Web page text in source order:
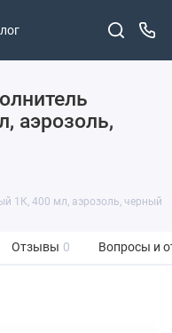
аэрозоль,
1К, 400 мл, аэрозоль, черный
Отзывы 0 Вопросы и